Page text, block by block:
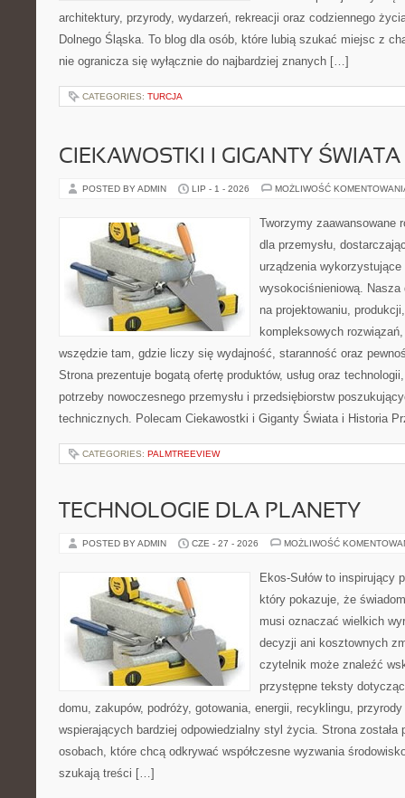
architektury, przyrody, wydarzeń, rekreacji oraz codziennego
Dolnego Śląska. To blog dla osób, które lubią szukać miejsc z
nie ogranicza się wyłącznie do najbardziej znanych […]
CATEGORIES: TURCJA
CIEKAWOSTKI I GIGANTY ŚWIATA
POSTED BY ADMIN LIP - 1 - 2026 MOŻLIWOŚĆ
Tworzymy zaawansowane
dla przemysłu,
urządzenia wykorzystujące
wysokociśnieniową. Nasza
na projektowaniu,
kompleksowych
wszędzie tam, gdzie liczy się wydajność, staranność oraz
Strona prezentuje bogatą ofertę produktów, usług oraz
potrzeby nowoczesnego przemysłu i przedsiębiorstw
technicznych. Polecam Ciekawostki i Giganty Świata i Historia
CATEGORIES: PALMTREEVIEW
TECHNOLOGIE DLA PLANETY
POSTED BY ADMIN CZE - 27 - 2026 MOŻLIWOŚĆ
Ekos-Sułów to inspirujący
który pokazuje, że
musi oznaczać wielkich
decyzji ani kosztownych
czytelnik może znaleźć
przystępne teksty
domu, zakupów, podróży, gotowania, energii, recyklingu,
wspierających bardziej odpowiedzialny styl życia. Strona została
osobach, które chcą odkrywać współczesne wyzwania
szukają treści […]